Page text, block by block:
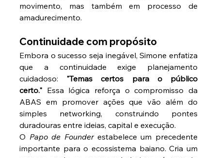
movimento, mas também em processo de
amadurecimento.
Continuidade com propósito
Embora o sucesso seja inegável, Simone enfatiza
que a continuidade exige planejamento
cuidadoso: "Temas certos para o público
certo." Essa lógica reforça o compromisso da
ABAS em promover ações que vão além do
simples networking, construindo pontes
duradouras entre ideias, capital e execução.
O Papo de Founder estabelece um precedente
importante para o ecossistema baiano. Cria um